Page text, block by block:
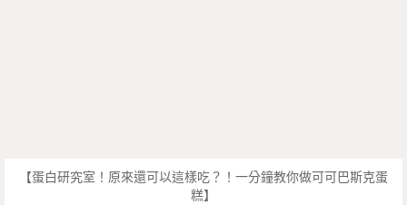
【蛋白研究室！原來還可以這樣吃？！一分鐘教你做可可巴斯克蛋
糕】